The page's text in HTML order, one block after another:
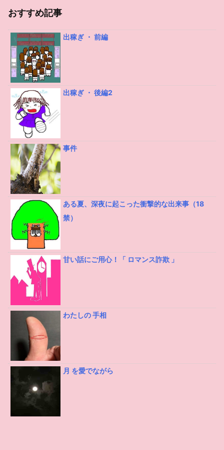
おすすめ記事
出稼ぎ ・ 前編
出稼ぎ ・ 後編2
事件
ある夏、深夜に起こった衝撃的な出来事（18
禁）
甘い話にご用心！「 ロマンス詐欺 」
わたしの 手相
月 を愛でながら